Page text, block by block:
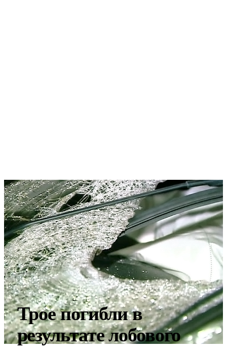
Трое погибли в
результате лобового